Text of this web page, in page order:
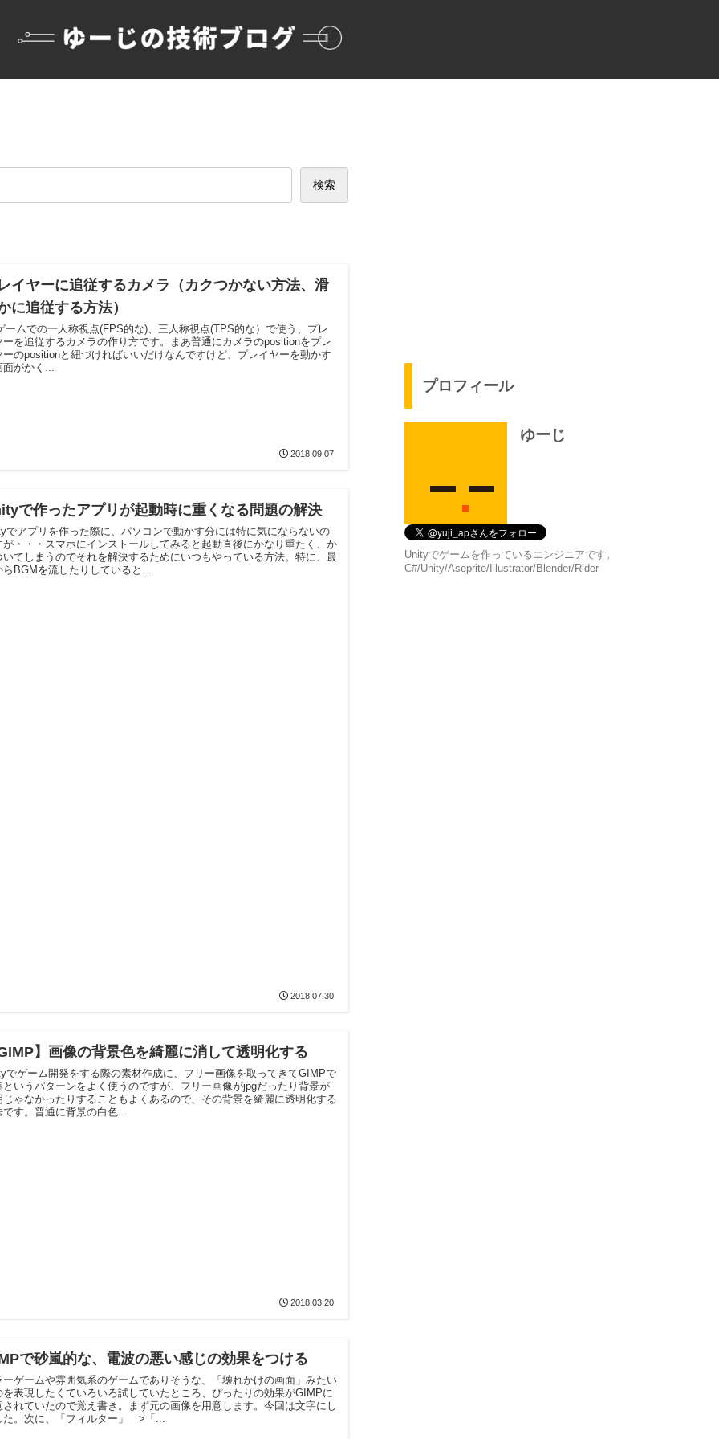
検索
イヤーに追従するカメラ（カクつかない方法、滑
に追従する方法）
ームでの一人称視点(FPS的な)、三人称視点(TPS的な）で使う、プレ
ーを追従するカメラの作り方です。まあ普通にカメラのpositionをプレ
ーのpositionと紐づければいいだけなんですけど、プレイヤーを動かす
がかく...
2018.09.07
で作ったアプリが起動時に重くなる問題の解決
でアプリを作った際に、パソコンで動かす分には特に気にならないの
が・・・スマホにインストールしてみると起動直後にかなり重たく、か
いてしまうのでそれを解決するためにいつもやっている方法。特に、最
らBGMを流したりしていると...
2018.07.30
】画像の背景色を綺麗に消して透明化する
でゲーム開発をする際の素材作成に、フリー画像を取ってきてGIMPで
というパターンをよく使うのですが、フリー画像がjpgだったり背景が
じゃなかったりすることもよくあるので、その背景を綺麗に透明化する
です。普通に背景の白色...
2018.03.20
で砂嵐的な、電波の悪い感じの効果をつける
ーゲームや雰囲気系のゲームでありそうな、「壊れかけの画面」みたい
を表現したくていろいろ試していたところ、ぴったりの効果がGIMPに
されていたので覚え書き。まず元の画像を用意します。今回は文字にし
た。次に、「フィルター」 >「...
プロフィール
ゆーじ
Unityでゲームを作っているエンジニアです。
C#/Unity/Aseprite/Illustrator/Blender/Rider